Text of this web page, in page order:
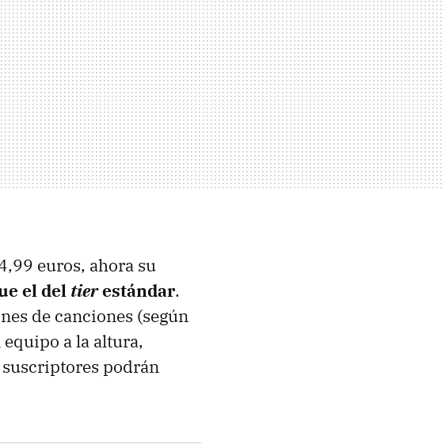
euros, ahora su
el del tierestándar.
de canciones (según
a la altura,
podrán